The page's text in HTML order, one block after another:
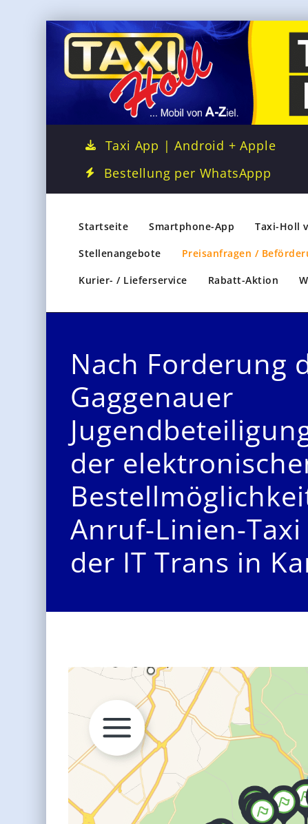
Taxi App | Android + Apple
Bestellung per WhatsAppp
Startseite Smartphone-App Taxi-Holl
Stellenangebote Preisanfragen /
Kurier- / Lieferservice Rabatt-Aktion
Nach Forderung
Gaggenauer
der
Anruf-Linien-
der IT Trans in